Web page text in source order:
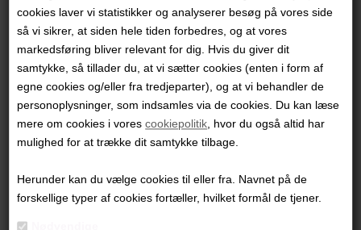
cookies laver vi statistikker og analyserer besøg på vores side
så vi sikrer, at siden hele tiden forbedres, og at vores
markedsføring bliver relevant for dig. Hvis du giver dit
samtykke, så tillader du, at vi sætter cookies (enten i form af
egne cookies og/eller fra tredjeparter), og at vi behandler de
personoplysninger, som indsamles via de cookies. Du kan læse
mere om cookies i vorescookiepolitik , hvor du også altid har
mulighed for at trække dit samtykke tilbage.
Herunder kan du vælge cookies til eller fra. Navnet på de
forskellige typer af cookies fortæller, hvilket formål de tjener.
Andre værker af kunstneren:
Lisbeth van Deurs Lisbeth van Deurs